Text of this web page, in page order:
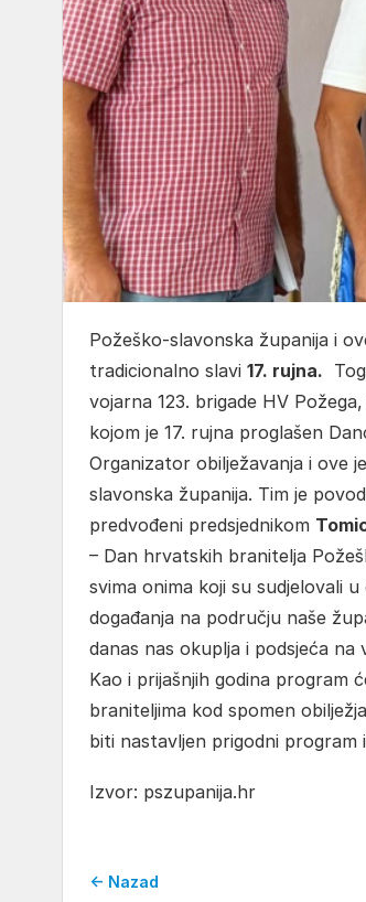
Požeško-slavonska županija i
tradicionalno slavi 17. rujna.
vojarna 123. brigade HV
kojom je 17. rujna proglašen
Organizator obilježavanja i ove
slavonska županija. Tim je
predvođeni predsjednikom
– Dan hrvatskih branitelja
svima onima koji su sudjelovali
događanja na području naše
danas nas okuplja i podsjeća
Kao i prijašnjih godina program
braniteljima kod spomen
biti nastavljen prigodni program
Izvor: pszupanija.hr
← Nazad